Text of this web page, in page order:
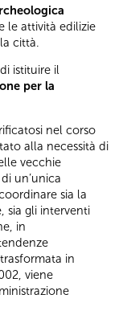
le attività edilizie
città.
istituire il
per la
nel corso
alla necessità di
vecchie
un’unica
sia la
sia gli interventi
in
in
viene